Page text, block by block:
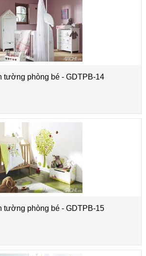
tường phòng bé - GDTPB-14
tường phòng bé - GDTPB-15